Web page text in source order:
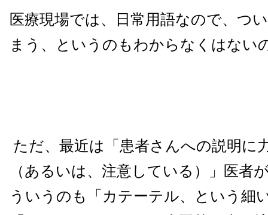
医療現場では、日常用語なので、つ
まう、というのもわからなくはない
ただ、最近は「患者さんへの説明に
（あるいは、注意している）」医者
ういうのも「カテーテル、という細